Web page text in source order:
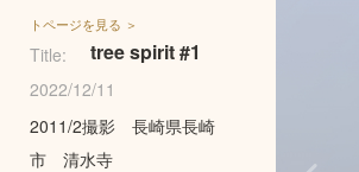
トページを見る ＞
Title: tree spirit #1
2022/12/11
2011/2撮影 長崎県長崎
市 清水寺